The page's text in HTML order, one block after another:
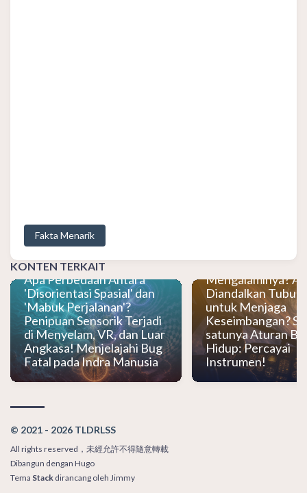
Fakta Menarik
KONTEN TERKAIT
Apa Perbedaan Antara
'Disorientasi Spasial' dan
'Mabuk Perjalanan'?
Penipuan Sensorik Terjadi
di Menyelam, VR, dan Luar
Angkasa! Menjelajahi Bug
Fatal pada Indra Manusia
Komersial dan
Mengalaminya?
Diandalkan Tubuh
untuk Menjaga
Keseimbangan?
satunya Aturan
Hidup: Percayai
Instrumen!
© 2021 - 2026 TLDRLSS
All rights reserved，未經允許不得隨意轉載
Dibangun dengan Hugo
Tema Stack dirancang oleh Jimmy